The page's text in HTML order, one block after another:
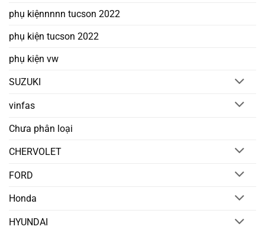
phụ kiệnnnnn tucson 2022
phụ kiện tucson 2022
phụ kiện vw
SUZUKI
vinfas
Chưa phân loại
CHERVOLET
FORD
Honda
HYUNDAI